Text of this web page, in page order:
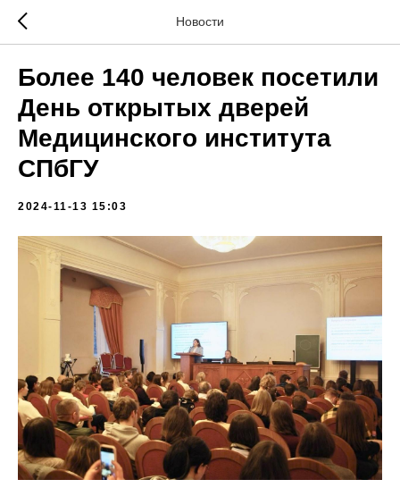
Новости
Более 140 человек посетили
День открытых дверей
Медицинского института
СПбГУ
2024-11-13 15:03